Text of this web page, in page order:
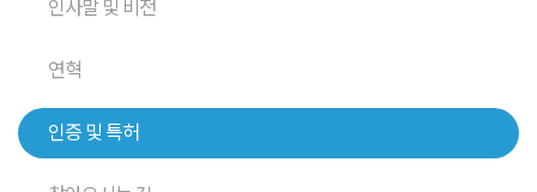
인사말 및 비전
연혁
인증 및 특허